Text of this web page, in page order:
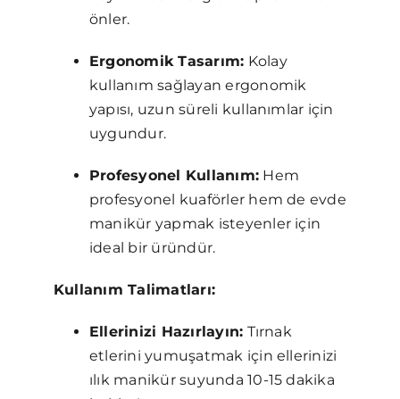
önler.
Ergonomik Tasarım: Kolay
kullanım sağlayan ergonomik
yapısı, uzun süreli kullanımlar için
uygundur.
Profesyonel Kullanım: Hem
profesyonel kuaförler hem de evde
manikür yapmak isteyenler için
ideal bir üründür.
Kullanım Talimatları:
Ellerinizi Hazırlayın: Tırnak
etlerini yumuşatmak için ellerinizi
ılık manikür suyunda 10-15 dakika